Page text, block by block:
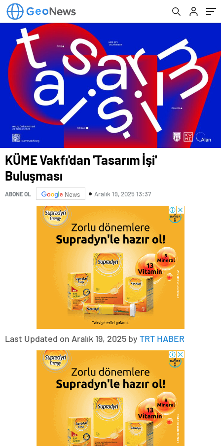
KÜME Vakfı'dan 'Tasarım İşi'
Buluşması
ABONE OL News Aralık 19, 2025 13:37
Last Updated on Aralık 19, 2025 by TRT HABER